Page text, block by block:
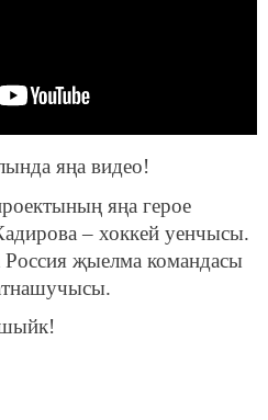
яңа видео!
яңа герое
– хоккей уенчысы.
Россия җыелма командасы